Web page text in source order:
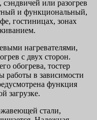
сэндвичей или разогрев
и функциональный,
гостиницах, зонах
нагревателями,
с двух сторон.
обогрева, тостер
работы в зависимости
функция
загрузке.
стали,